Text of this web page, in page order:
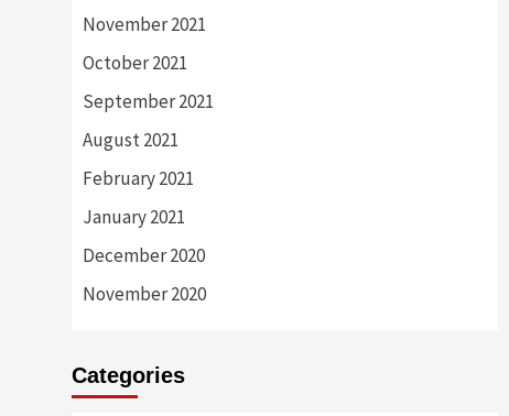
November 2021
October 2021
September 2021
August 2021
February 2021
January 2021
December 2020
November 2020
Categories